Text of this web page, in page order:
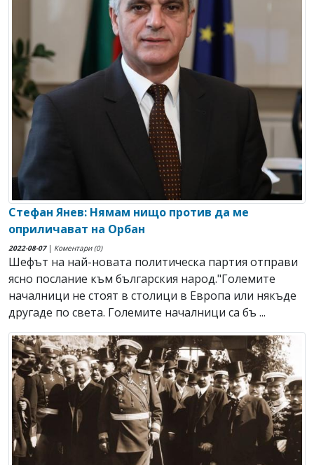
Стефан Янев: Нямам нищо против да ме
оприличават на Орбан
2022-08-07| Коментари (0)
Шефът на най-новата политическа партия отправи
ясно послание към българския народ."Големите
началници не стоят в столици в Европа или някъде
другаде по света. Големите началници са бъ ...